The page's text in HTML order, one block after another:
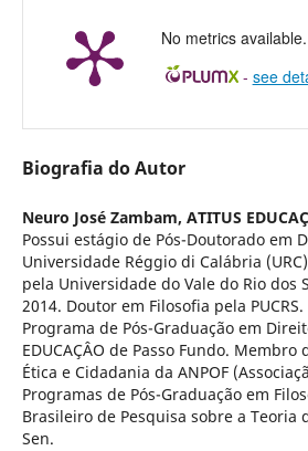
No metrics available.
- see
Biografia do Autor
Neuro José Zambam, ATITUS
Possui estágio de Pós-Doutorado em
Universidade Réggio di Calábria
pela Universidade do Vale do Rio dos
2014. Doutor em Filosofia pela
Programa de Pós-Graduação em
EDUCAÇÂO de Passo Fundo.
Ética e Cidadania da ANPOF
Programas de Pós-Graduação em
Brasileiro de Pesquisa sobre a Teoria
Sen.